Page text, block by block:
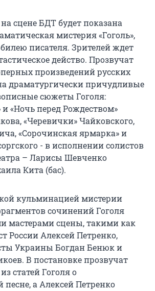
сцене БДТ будет показана
мистерия «Гоголь»,
писателя. Зрителей ждет
действо. Прозвучат
произведений русских
драматургически причудливые
сюжеты Гоголя:
«Ночь перед Рождеством»
«Черевички» Чайковского,
«Сорочинская ярмарка» и
- в исполнении солистов
– Ларисы Шевченко
Кита (бас).
кульминацией мистерии
сочинений Гоголя
мастерами сцены, такими как
России Алексей Петренко,
Украины Богдан Бенюк и
В постановке прозвучат
статей Гоголя о
песне, а Алексей Петренко